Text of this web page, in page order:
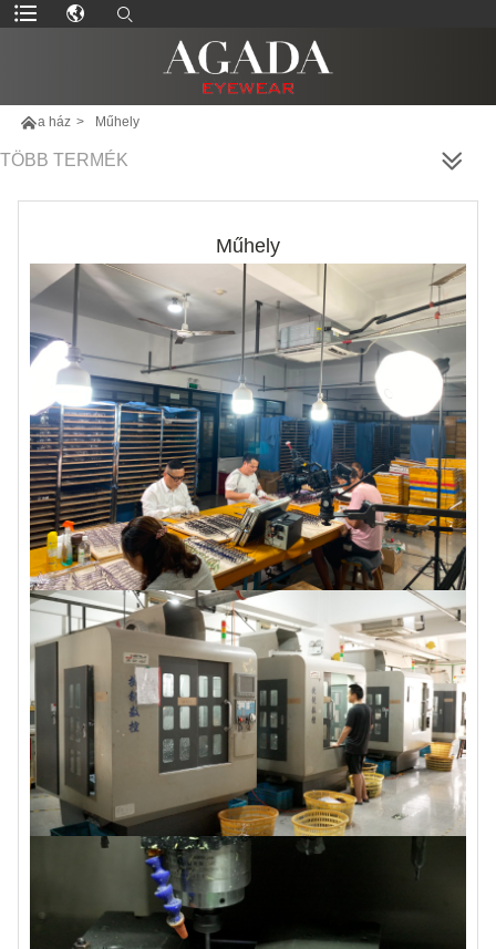
a ház > Műhely
TÖBB TERMÉK
Műhely